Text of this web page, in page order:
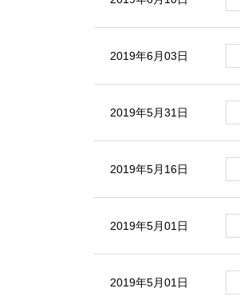
2019年6月03日
2019年5月31日
2019年5月16日
2019年5月01日
2019年5月01日